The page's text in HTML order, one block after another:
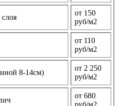
от 150
руб/м2
от 110
руб/м2
8-14см)
от 2 250
руб/м2
от 680